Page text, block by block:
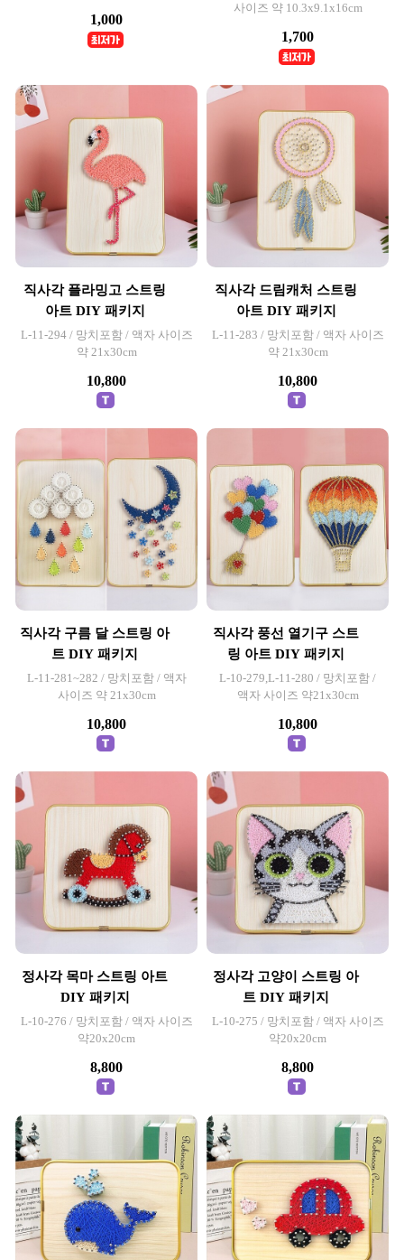
1,000
사이즈 약 10.3x9.1x16cm
1,700
직사각 플라밍고 스트링
아트 DIY 패키지
L-11-294 / 망치포함 / 액자 사이즈
약 21x30cm
10,800
직사각 드림캐처 스트링
아트 DIY 패키지
L-11-283 / 망치포함 / 액자 사이즈
약 21x30cm
10,800
직사각 구름 달 스트링 아
트 DIY 패키지
L-11-281~282 / 망치포함 / 액자
사이즈 약 21x30cm
10,800
직사각 풍선 열기구 스트
링 아트 DIY 패키지
L-10-279,L-11-280 / 망치포함 /
액자 사이즈 약21x30cm
10,800
정사각 목마 스트링 아트
DIY 패키지
L-10-276 / 망치포함 / 액자 사이즈
약20x20cm
8,800
정사각 고양이 스트링 아
트 DIY 패키지
L-10-275 / 망치포함 / 액자 사이즈
약20x20cm
8,800